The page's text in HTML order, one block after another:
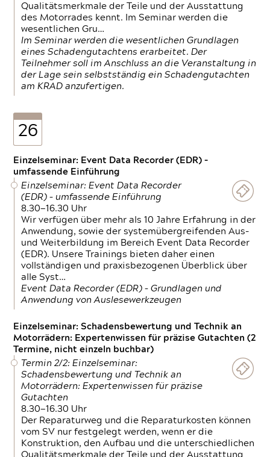
Qualitätsmerkmale der Teile und der Ausstattung
des Motorrades kennt. Im Seminar werden die
wesentlichen Gru…
Im Seminar werden die wesentlichen Grundlagen
eines Schadengutachtens erarbeitet. Der
Teilnehmer soll im Anschluss an die Veranstaltung in
der Lage sein selbstständig ein Schadengutachten
am KRAD anzufertigen.
26
Einzelseminar: Event Data Recorder (EDR) –
umfassende Einführung
Einzelseminar: Event Data Recorder
(EDR) – umfassende Einführung
8.30—16.30 Uhr
Wir verfügen über mehr als 10 Jahre Erfahrung in der
Anwendung, sowie der systemübergreifenden Aus-
und Weiterbildung im Bereich Event Data Recorder
(EDR). Unsere Trainings bieten daher einen
vollständigen und praxisbezogenen Überblick über
alle Syst…
Event Data Recorder (EDR) – Grundlagen und
Anwendung von Auslesewerkzeugen
Einzelseminar: Schadensbewertung und Technik an
Motorrädern: Expertenwissen für präzise Gutachten (2
Termine, nicht einzeln buchbar)
Termin 2/2: Einzelseminar:
Schadensbewertung und Technik an
Motorrädern: Expertenwissen für präzise
Gutachten
8.30—16.30 Uhr
Der Reparaturweg und die Reparaturkosten können
vom SV nur festgelegt werden, wenn er die
Konstruktion, den Aufbau und die unterschiedlichen
Qualitätsmerkmale der Teile und der Ausstattung